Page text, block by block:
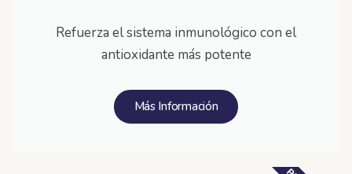
Refuerza el sistema inmunológico con el
antioxidante más potente
Más Información